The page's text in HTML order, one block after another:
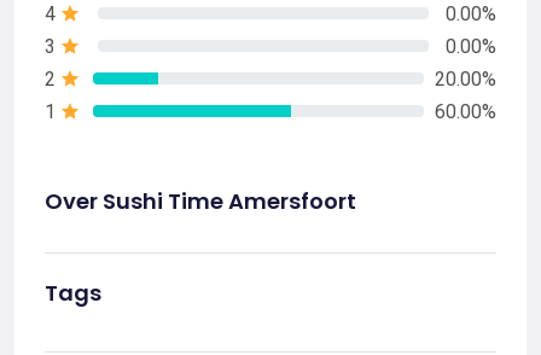
4
0.00%
3
0.00%
2
20.00%
1
60.00%
Over Sushi Time Amersfoort
Tags